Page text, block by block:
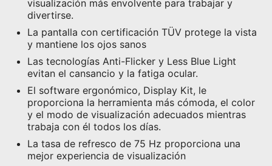
visualización más envolvente para trabajar y
divertirse.
La pantalla con certificación TÜV protege la vista
y mantiene los ojos sanos
Las tecnologías Anti-Flicker y Less Blue Light
evitan el cansancio y la fatiga ocular.
El software ergonómico, Display Kit, le
proporciona la herramienta más cómoda, el color
y el modo de visualización adecuados mientras
trabaja con él todos los días.
La tasa de refresco de 75 Hz proporciona una
mejor experiencia de visualización